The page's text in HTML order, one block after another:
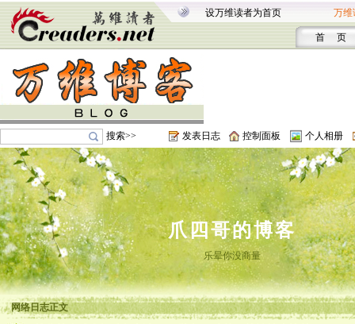
设万维读者为首页 万维
首 页
搜索>> 发表日志 控制面板 个人相册
爪四哥的博客
乐晕你没商量
网络日志正文